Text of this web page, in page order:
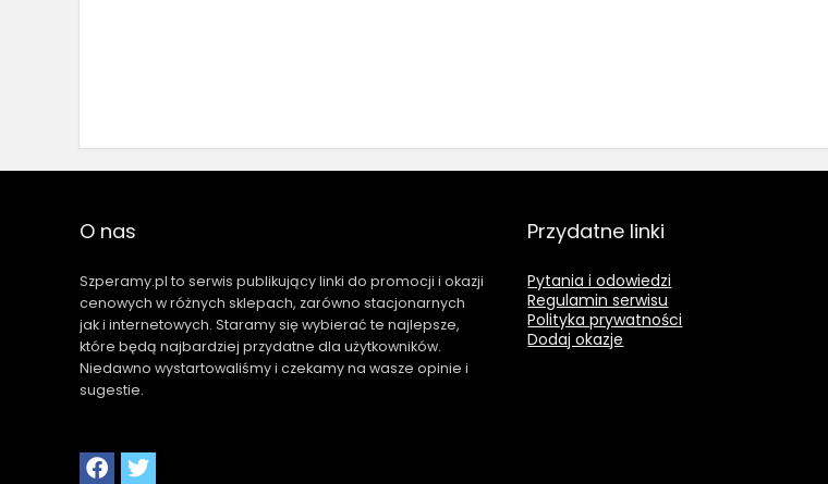
O nas
Szperamy.pl to serwis publikujący linki do promocji i okazji
cenowych w różnych sklepach, zarówno stacjonarnych
jak i internetowych. Staramy się wybierać te najlepsze,
które będą najbardziej przydatne dla użytkowników.
Niedawno wystartowaliśmy i czekamy na wasze opinie i
sugestie.
Przydatne linki
Pytania i odowiedzi
Regulamin serwisu
Polityka prywatności
Dodaj okazje